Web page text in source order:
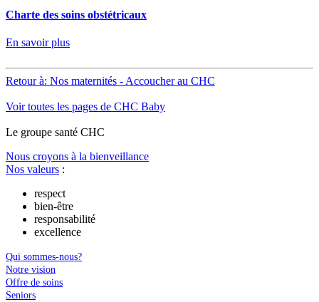
Charte des soins obstétricaux
En savoir plus
Retour à: Nos maternités - Accoucher au CHC
Voir toutes les pages de CHC Baby
Le groupe santé CHC
Nous croyons à la bienveillance
Nos valeurs :
respect
bien-être
responsabilité
excellence
Qui sommes-nous?
Notre vision
Offre de soins
Seniors